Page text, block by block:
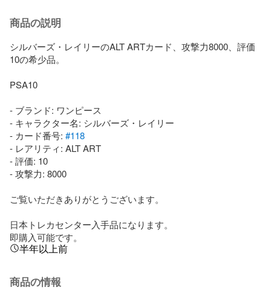
商品の説明
シルバーズ・レイリーのALT ARTカード、攻撃力8000、評価
10の希少品。
PSA10
- ブランド: ワンピース
- キャラクター名: シルバーズ・レイリー
- カード番号: #118
- レアリティ: ALT ART
- 評価: 10
- 攻撃力: 8000
ご覧いただきありがとうございます。
日本トレカセンター入手品になります。
即購入可能です。
半年以上前
商品の情報